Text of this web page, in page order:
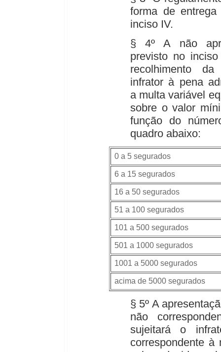
forma de
inciso IV.
§ 4º A não
previsto no
recolhimento
infrator à pena
a multa variável
sobre o valor
função do
quadro abaixo:
0 a 5 segurados
6 a 15 segurados
16 a 50 segurados
51 a 100 segurados
101 a 500 segurados
501 a 1000 segurados
1001 a 5000 segurados
acima de 5000 segurados
§ 5º A
não
sujeitará o
correspondente